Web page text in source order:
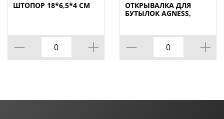
ШТОПОР 18*6,5*4 СМ
ОТКРЫВАЛКА ДЛЯ
БУТЫЛОК AGNESS,